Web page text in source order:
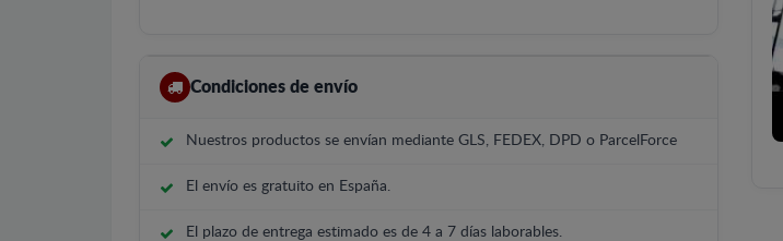
Condiciones de envío
Nuestros productos se envían mediante GLS, FEDEX, DPD o ParcelForce
El envío es gratuito en España.
El plazo de entrega estimado es de 4 a 7 días laborables.